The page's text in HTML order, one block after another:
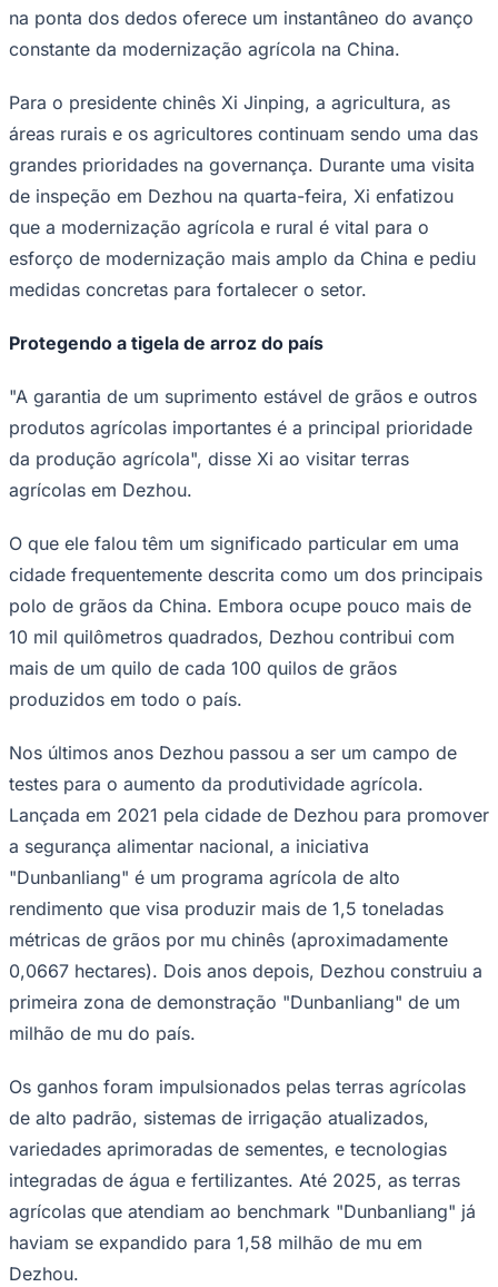
Ceará
Goiás
na ponta dos dedos oferece um instantâneo do avanço
constante da modernização agrícola na China.
Para o presidente chinês Xi Jinping, a agricultura, as
áreas rurais e os agricultores continuam sendo uma das
grandes prioridades na governança. Durante uma visita
de inspeção em Dezhou na quarta-feira, Xi enfatizou
que a modernização agrícola e rural é vital para o
esforço de modernização mais amplo da China e pediu
medidas concretas para fortalecer o setor.
Protegendo a tigela de arroz do país
"A garantia de um suprimento estável de grãos e outros
produtos agrícolas importantes é a principal prioridade
da produção agrícola", disse Xi ao visitar terras
agrícolas em Dezhou.
O que ele falou têm um significado particular em uma
cidade frequentemente descrita como um dos principais
polo de grãos da China. Embora ocupe pouco mais de
10 mil quilômetros quadrados, Dezhou contribui com
mais de um quilo de cada 100 quilos de grãos
produzidos em todo o país.
Nos últimos anos Dezhou passou a ser um campo de
testes para o aumento da produtividade agrícola.
Lançada em 2021 pela cidade de Dezhou para promover
a segurança alimentar nacional, a iniciativa
"Dunbanliang" é um programa agrícola de alto
rendimento que visa produzir mais de 1,5 toneladas
métricas de grãos por mu chinês (aproximadamente
0,0667 hectares). Dois anos depois, Dezhou construiu a
primeira zona de demonstração "Dunbanliang" de um
milhão de mu do país.
Os ganhos foram impulsionados pelas terras agrícolas
de alto padrão, sistemas de irrigação atualizados,
variedades aprimoradas de sementes, e tecnologias
integradas de água e fertilizantes. Até 2025, as terras
agrícolas que atendiam ao benchmark "Dunbanliang" já
haviam se expandido para 1,58 milhão de mu em
Dezhou.